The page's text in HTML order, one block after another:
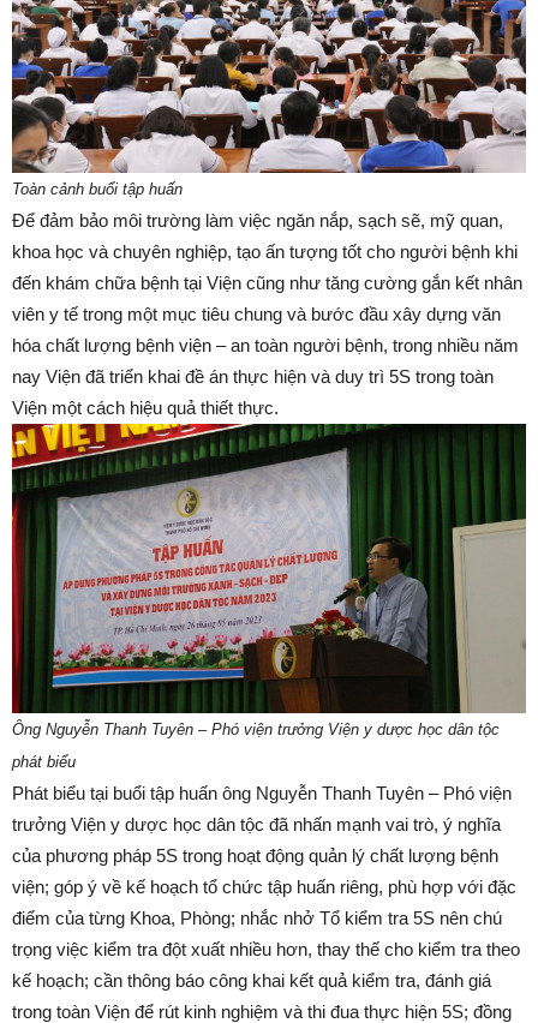
Toàn cảnh buổi tập huấn
Để đảm bảo môi trường làm việc ngăn nắp, sạch sẽ, mỹ quan,
khoa học và chuyên nghiệp, tạo ấn tượng tốt cho người bệnh khi
đến khám chữa bệnh tại Viện cũng như tăng cường gắn kết nhân
viên y tế trong một mục tiêu chung và bước đầu xây dựng văn
hóa chất lượng bệnh viện – an toàn người bệnh, trong nhiều năm
nay Viện đã triển khai đề án thực hiện và duy trì 5S trong toàn
Viện một cách hiệu quả thiết thực.
Ông Nguyễn Thanh Tuyên – Phó viện trưởng Viện y dược học dân tộc
phát biểu
Phát biểu tại buổi tập huấn ông Nguyễn Thanh Tuyên – Phó viện
trưởng Viện y dược học dân tộc đã nhấn mạnh vai trò, ý nghĩa
của phương pháp 5S trong hoạt động quản lý chất lượng bệnh
viện; góp ý về kế hoạch tổ chức tập huấn riêng, phù hợp với đặc
điểm của từng Khoa, Phòng; nhắc nhở Tổ kiểm tra 5S nên chú
trọng việc kiểm tra đột xuất nhiều hơn, thay thế cho kiểm tra theo
kế hoạch; cần thông báo công khai kết quả kiểm tra, đánh giá
trong toàn Viện để rút kinh nghiệm và thi đua thực hiện 5S; đồng